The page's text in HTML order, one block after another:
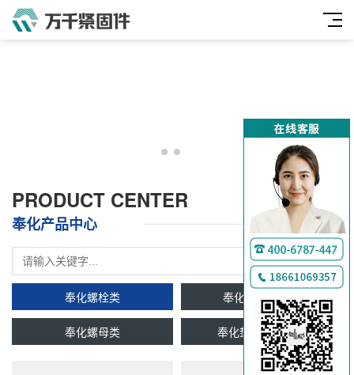
PRODUCT CENTER
奉化产品中心
奉化螺栓类 奉化双头牙条类
奉化螺母类 奉化垫圈及挡圈类